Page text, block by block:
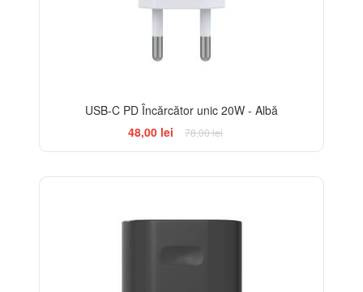
USB-C PD Încărcător unic 20W - Albă
48,00 lei
78,00 lei